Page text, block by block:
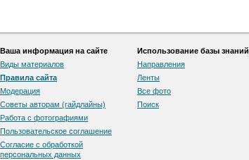
Ваша информация на сайте
Виды материалов
Правила сайта
Модерация
Советы авторам (гайдлайны)
Работа с фотографиями
Пользовательскоe соглашение
Согласие с обработкой
персональных данных
Использование базы знаний
Направления
Ленты
Все фото
Поиск